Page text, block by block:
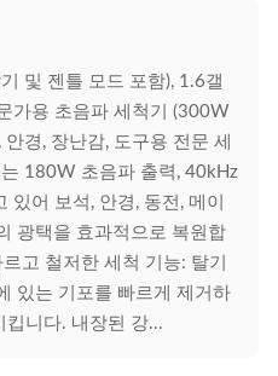
및 젠틀 모드 포함), 1.6갤
가용 초음파 세척기 (300W
경, 장난감, 도구용 전문 세
180W 초음파 출력, 40kHz
어 보석, 안경, 동전, 메이
광택을 효과적으로 복원합
고 철저한 세척 기능: 탈기
있는 기포를 빠르게 제거하
킵니다. 내장된 강...